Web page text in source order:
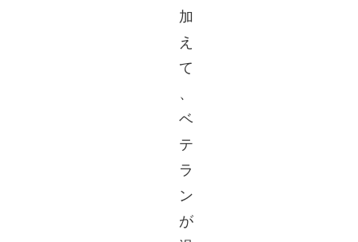
加
え
て
、
ベ
テ
ラ
ン
が